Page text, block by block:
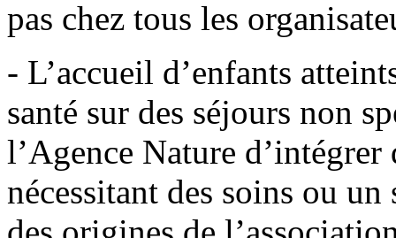
pas chez tous les
- L’accueil d’enfants
santé sur des séjours non
l’Agence Nature d’intégrer
nécessitant des soins ou